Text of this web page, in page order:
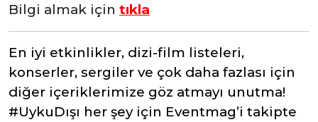
Bilgi almak için tıkla
En iyi etkinlikler, dizi-film listeleri,
konserler, sergiler ve çok daha fazlası için
diğer içeriklerimize göz atmayı unutma!
#UykuDışı her şey için Eventmag’i takipte